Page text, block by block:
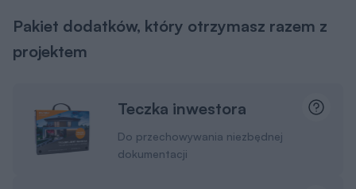
Pakiet dodatków, który otrzymasz razem z
projektem
Teczka inwestora
Do przechowywania niezbędnej
dokumentacji